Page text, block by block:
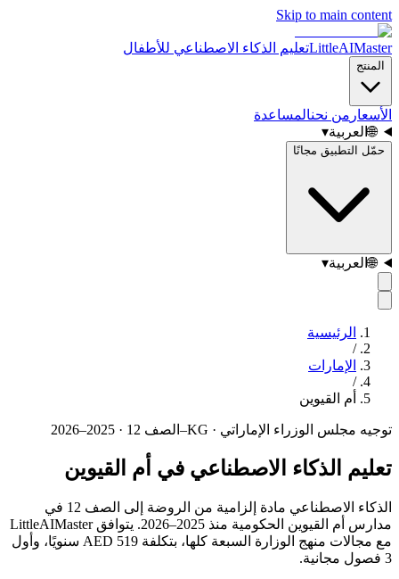
Skip to main content
LittleAIMasterتعليم الذكاء الاصطناعي للأطفال
المنتج
الأسعار من نحنالمساعدة
🌐العربية▾
حمّل التطبيق مجانًا
🌐العربية▾
الرئيسية
/
الإمارات
/
أم القيوين
توجيه مجلس الوزراء الإماراتي · KG–الصف 12 · 2025–2026
تعليم الذكاء الاصطناعي في أم القيوين
الذكاء الاصطناعي مادة إلزامية من الروضة إلى الصف 12 في
مدارس أم القيوين الحكومية منذ 2025–2026. يتوافق LittleAIMaster
مع مجالات منهج الوزارة السبعة كلها، بتكلفة AED 519 سنويًا، وأول
3 فصول مجانية.